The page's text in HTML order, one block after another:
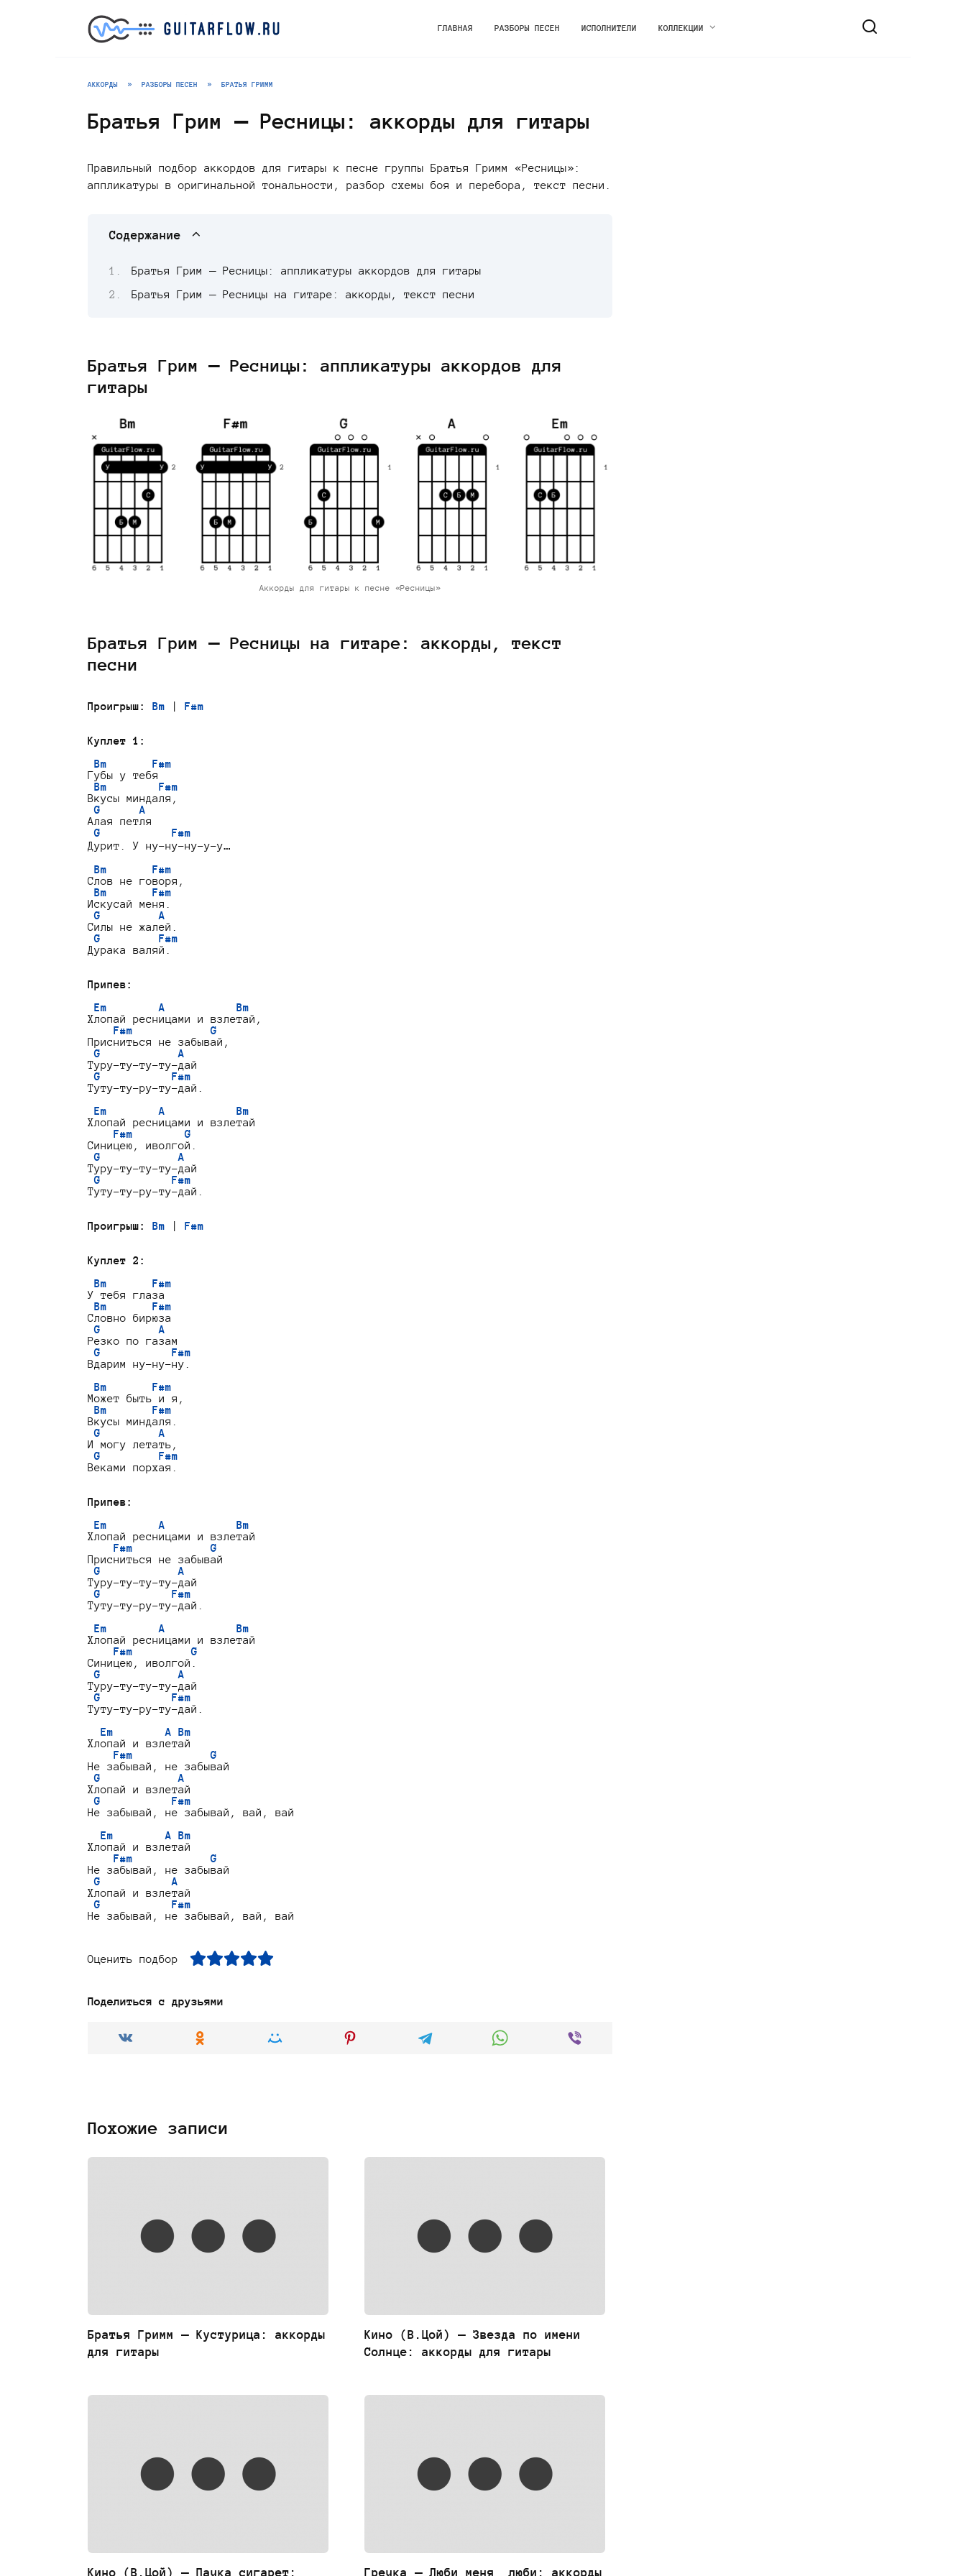
ГЛАВНАЯ РАЗБОРЫ ПЕСЕН ИСПОЛНИТЕЛИ КОЛЛЕКЦИИ
АККОРДЫ » РАЗБОРЫ ПЕСЕН » БРАТЬЯ ГРИММ
Братья Грим — Ресницы: аккорды для гитары
Правильный подбор аккордов для гитары к песне группы Братья Гримм «Ресницы»:
аппликатуры в оригинальной тональности, разбор схемы боя и перебора, текст песни.
Содержание
Братья Грим — Ресницы: аппликатуры аккордов для гитары
Братья Грим — Ресницы на гитаре: аккорды, текст песни
Братья Грим — Ресницы: аппликатуры аккордов для
гитары
Аккорды для гитары к песне «Ресницы»
Братья Грим — Ресницы на гитаре: аккорды, текст
песни
Проигрыш: Bm F#m
Куплет 1:
Bm       F#m
Губы у тебя
Bm        F#m
Вкусы миндаля,
G      A
Алая петля
G           F#m
Дурит. У ну-ну-ну-у-у…
Bm       F#m
Слов не говоря,
Bm       F#m
Искусай меня.
G         A
Силы не жалей.
G         F#m
Дурака валяй.
Припев:
Em        A           Bm
Хлопай ресницами и взлетай,
F#m            G
Присниться не забывай,
G            A
Туру-ту-ту-ту-дай
G           F#m
Туту-ту-ру-ту-дай.
Em        A           Bm
Хлопай ресницами и взлетай
F#m        G
Синицею, иволгой.
G            A
Туру-ту-ту-ту-дай
G           F#m
Туту-ту-ру-ту-дай.
Проигрыш: Bm F#m
Куплет 2:
Bm       F#m
У тебя глаза
Bm       F#m
Словно бирюза
G         A
Резко по газам
G           F#m
Вдарим ну-ну-ну.
Bm       F#m
Может быть и я,
Bm       F#m
Вкусы миндаля.
G         A
И могу летать,
G         F#m
Веками порхая.
Припев:
Em        A           Bm
Хлопай ресницами и взлетай
F#m            G
Присниться не забывай
G            A
Туру-ту-ту-ту-дай
G           F#m
Туту-ту-ру-ту-дай.
Em        A           Bm
Хлопай ресницами и взлетай
F#m         G
Синицею, иволгой.
G            A
Туру-ту-ту-ту-дай
G           F#m
Туту-ту-ру-ту-дай.
Em        A Bm
Хлопай и взлетай
F#m            G
Не забывай, не забывай
G            A
Хлопай и взлетай
G           F#m
Не забывай, не забывай, вай, вай
Em        A Bm
Хлопай и взлетай
F#m            G
Не забывай, не забывай
G           A
Хлопай и взлетай
G           F#m
Оценить подбор
Поделиться с друзьями
Похожие записи
Братья Гримм — Кустурица: аккорды
для гитары
Кино (В.Цой) — Звезда по имени
Солнце: аккорды для гитары
Кино (В.Цой) — Пачка сигарет: Гречка — Люби меня, люби: аккорды